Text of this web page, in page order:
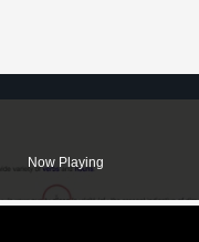
Now Playing